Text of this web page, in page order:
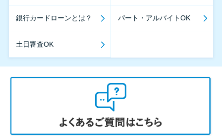
銀行カードローンとは？ パート・アルバイトOK
土日審査OK